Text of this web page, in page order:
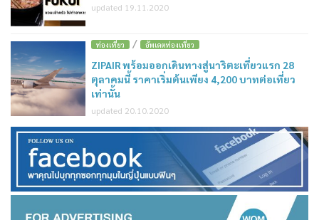
updated 19.11.2020
ท่องเที่ยว / อัพเดตท่องเที่ยว
ZIPAIR พร้อมออกเดินทางสู่นาริตะเที่ยวแรก 28
ตุลาคมนี้ ราคาเริ่มต้นเพียง 4,200 บาทต่อเที่ยว
เท่านั้น
updated 20.10.2020